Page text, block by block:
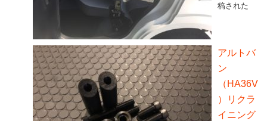
稿された
アルトバ
ン
（HA36V
）リクラ
イニング